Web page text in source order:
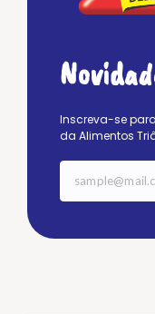
Inscreva-se
da Alimentos